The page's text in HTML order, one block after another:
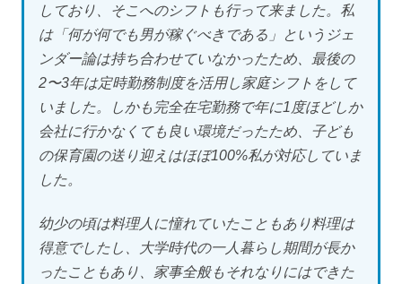
しており、そこへのシフトも行って来ました。私
は「何が何でも男が稼ぐべきである」というジェ
ンダー論は持ち合わせていなかったため、最後の
2〜3年は定時勤務制度を活用し家庭シフトをして
いました。しかも完全在宅勤務で年に1度ほどしか
会社に行かなくても良い環境だったため、子ども
の保育園の送り迎えはほぼ100%私が対応していま
した。
幼少の頃は料理人に憧れていたこともあり料理は
得意でしたし、大学時代の一人暮らし期間が長か
ったこともあり、家事全般もそれなりにはできた